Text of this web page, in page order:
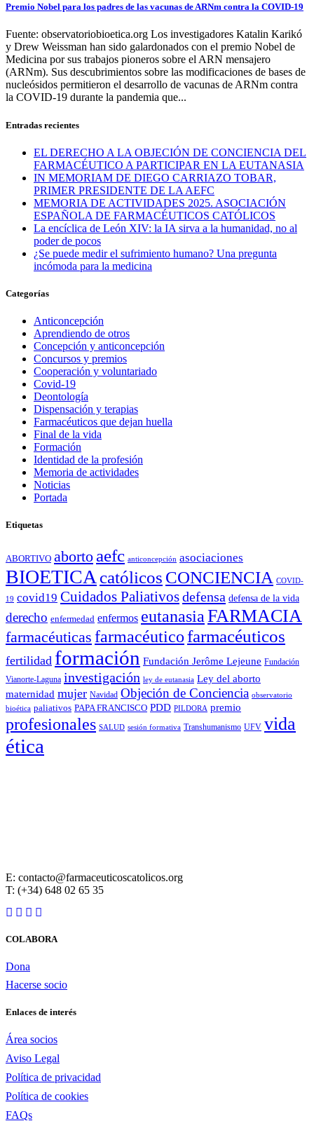
Premio Nobel para los padres de las vacunas de ARNm contra la COVID-19
Fuente: observatoriobioetica.org Los investigadores Katalin Karikó
y Drew Weissman han sido galardonados con el premio Nobel de
Medicina por sus trabajos pioneros sobre el ARN mensajero
(ARNm). Sus descubrimientos sobre las modificaciones de bases de
nucleósidos permitieron el desarrollo de vacunas de ARNm contra
la COVID-19 durante la pandemia que...
Entradas recientes
EL DERECHO A LA OBJECIÓN DE CONCIENCIA DEL
FARMACÉUTICO A PARTICIPAR EN LA EUTANASIA
IN MEMORIAM DE DIEGO CARRIAZO TOBAR,
PRIMER PRESIDENTE DE LA AEFC
MEMORIA DE ACTIVIDADES 2025. ASOCIACIÓN
ESPAÑOLA DE FARMACÉUTICOS CATÓLICOS
La encíclica de León XIV: la IA sirva a la humanidad, no al
poder de pocos
¿Se puede medir el sufrimiento humano? Una pregunta
incómoda para la medicina
Categorías
Anticoncepción
Aprendiendo de otros
Concepción y anticoncepción
Concursos y premios
Cooperación y voluntariado
Covid-19
Deontología
Dispensación y terapias
Farmacéuticos que dejan huella
Final de la vida
Formación
Identidad de la profesión
Memoria de actividades
Noticias
Portada
Etiquetas
ABORTIVO aborto aefc anticoncepción asociaciones
BIOETICAcatólicos CONCIENCIA COVID-
19 covid19 Cuidados Paliativosdefensa defensa de la vida
derecho enfermedad enfermos eutanasia FARMACIA
farmacéuticas farmacéuticofarmacéuticos
fertilidad formación Fundación Jerôme Lejeune Fundación
Vianorte-Laguna investigación ley de eutanasia Ley del aborto
maternidad mujer Navidad Objeción de Conciencia observatorio
bioética paliativos PAPA FRANCISCO PDD PILDORA premio
profesionales SALUD sesión formativa Transhumanismo UFV vida
ética
E: contacto@farmaceuticoscatolicos.org
T: (+34) 648 02 65 35
COLABORA
Dona
Hacerse socio
Enlaces de interés
Área socios
Aviso Legal
Política de privacidad
Política de cookies
FAQs